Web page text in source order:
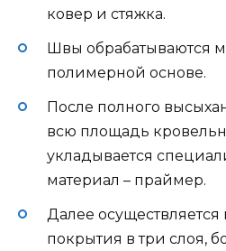
ковер и стяжка.
Швы обрабатываются
полимерной основе.
После полного
всю площадь
укладывается
материал – праймер.
Далее
покрытия в три слоя,